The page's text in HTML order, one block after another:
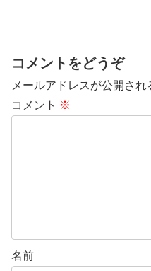
コメントをどうぞ
メールアドレスが公開され
コメント ※
名前